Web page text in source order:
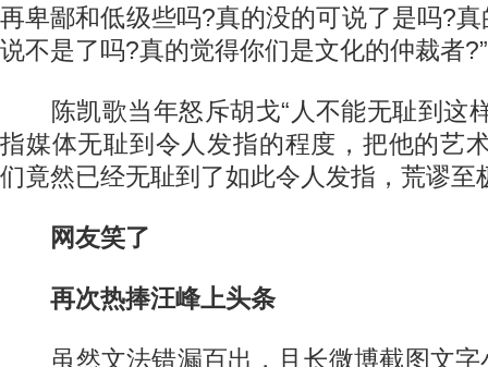
再卑鄙和低级些吗?真的没的可说了是吗?
说不是了吗?真的觉得你们是文化的仲裁者?”
陈凯歌当年怒斥胡戈“人不能无耻到这
指媒体无耻到令人发指的程度，把他的艺
们竟然已经无耻到了如此令人发指，荒谬至
网友笑了
再次热捧汪峰上头条
虽然文法错漏百出，且长微博截图文字